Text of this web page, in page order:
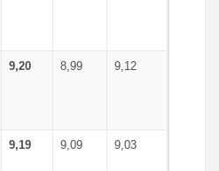
9,20 8,99 9,12
9,19 9,09 9,03